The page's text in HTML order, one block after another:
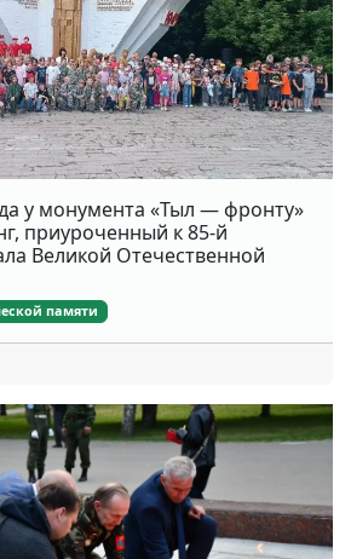
у монумента «Тыл — фронту»
приуроченный к 85-й
Великой Отечественной
памяти